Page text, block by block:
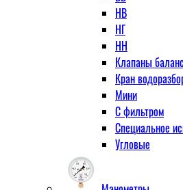
НВ
НГ
НН
Клапаны
Кран
Мини
С фильтром
Специальное
Угловые